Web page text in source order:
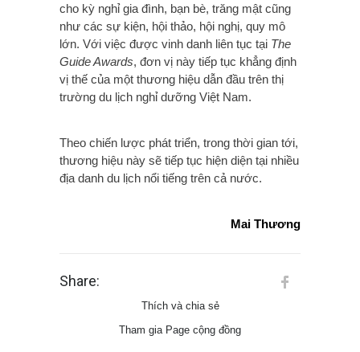
cho kỳ nghỉ gia đình, bạn bè, trăng mật cũng
như các sự kiện, hội thảo, hội nghị, quy mô
lớn. Với việc được vinh danh liên tục tại The
Guide Awards, đơn vị này tiếp tục khẳng định
vị thế của một thương hiệu dẫn đầu trên thị
trường du lịch nghỉ dưỡng Việt Nam.
Theo chiến lược phát triển, trong thời gian tới,
thương hiệu này sẽ tiếp tục hiện diện tại nhiều
địa danh du lịch nổi tiếng trên cả nước.
Mai Thương
Share:
Thích và chia sẻ
Tham gia Page cộng đồng